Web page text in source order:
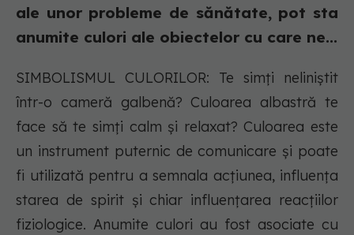
ale unor probleme de sănătate, pot sta
anumite culori ale obiectelor cu care ne...
SIMBOLISMUL CULORILOR: Te simți neliniștit
într-o cameră galbenă? Culoarea albastră te
face să te simți calm și relaxat? Culoarea este
un instrument puternic de comunicare și poate
fi utilizată pentru a semnala acțiunea, influența
starea de spirit și chiar influențarea reacțiilor
fiziologice. Anumite culori au fost asociate cu